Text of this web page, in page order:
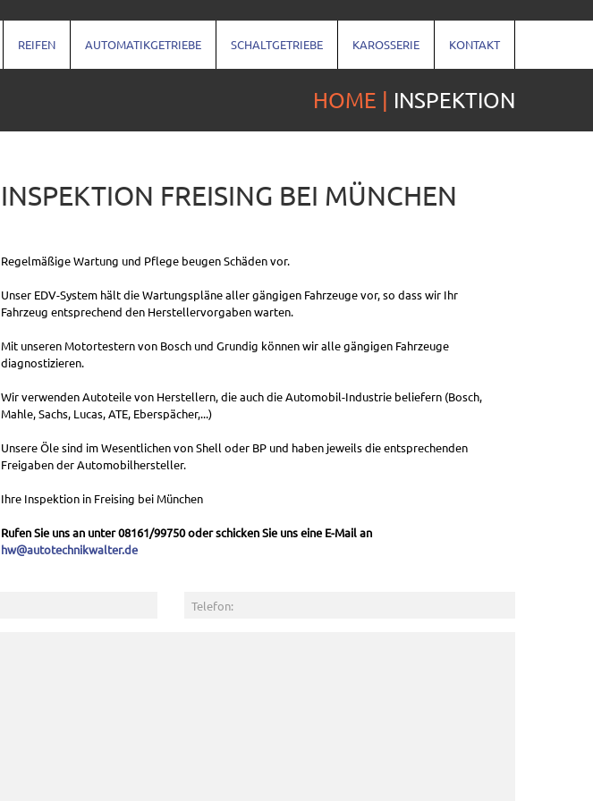
REIFEN AUTOMATIKGETRIEBE SCHALTGETRIEBE KAROSSERIE KONTAKT
HOME INSPEKTION
INSPEKTION FREISING BEI MÜNCHEN
Regelmäßige Wartung und Pflege beugen Schäden vor.
Unser EDV-System hält die Wartungspläne aller gängigen Fahrzeuge vor, so dass wir Ihr
Fahrzeug entsprechend den Herstellervorgaben warten.
Mit unseren Motortestern von Bosch und Grundig können wir alle gängigen Fahrzeuge
diagnostizieren.
Wir verwenden Autoteile von Herstellern, die auch die Automobil-Industrie beliefern (Bosch,
Mahle, Sachs, Lucas, ATE, Eberspächer,...)
Unsere Öle sind im Wesentlichen von Shell oder BP und haben jeweils die entsprechenden
Freigaben der Automobilhersteller.
Ihre Inspektion in Freising bei München
Rufen Sie uns an unter 08161/99750 oder schicken Sie uns eine E-Mail an
hw@autotechnikwalter.de